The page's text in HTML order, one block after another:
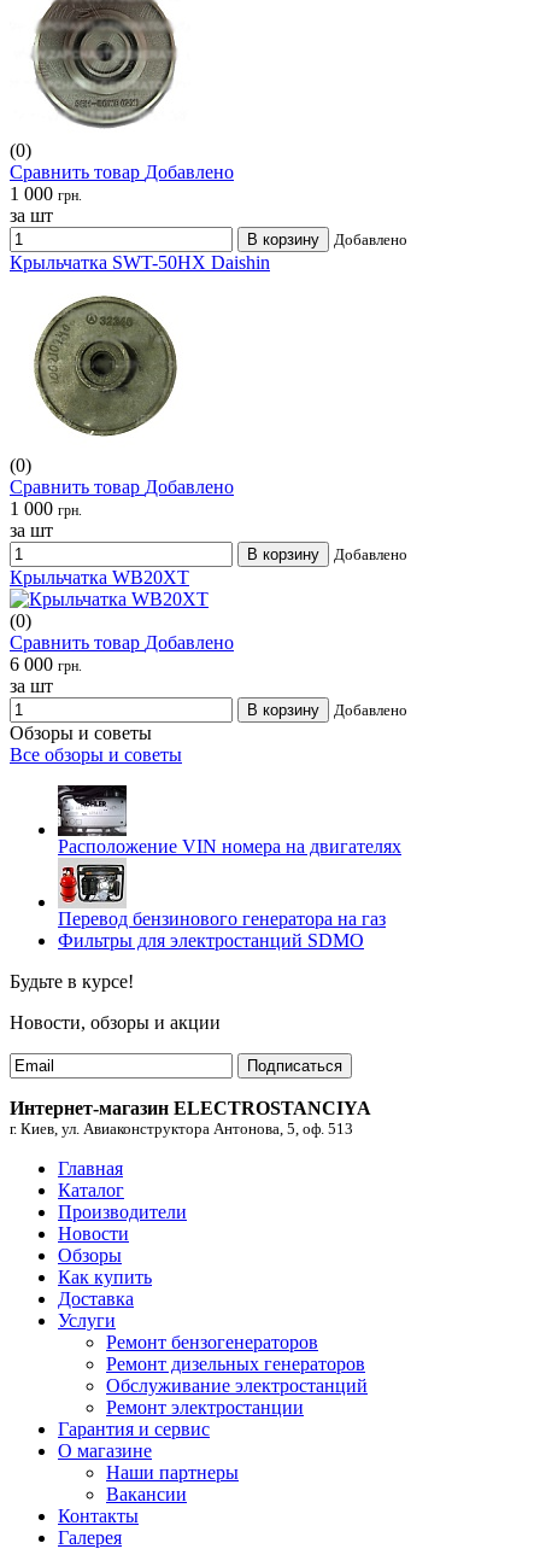
(0)
Сравнить товар Добавлено
1 000 грн.
за шт
В корзину Добавлено
Крыльчатка SWT-50HX Daishin
(0)
Сравнить товар Добавлено
1 000 грн.
за шт
В корзину Добавлено
Крыльчатка WB20XT
(0)
Сравнить товар Добавлено
6 000 грн.
за шт
В корзину Добавлено
Обзоры и советы
Все обзоры и советы
Расположение VIN номера на двигателях
Перевод бензинового генератора на газ
Фильтры для электростанций SDMO
Будьте в курсе!
Новости, обзоры и акции
Подписаться
Интернет-магазин ELECTROSTANCIYA
г. Киев, ул. Авиаконструктора Антонова, 5, оф. 513
Главная
Каталог
Производители
Новости
Обзоры
Как купить
Доставка
Услуги
Ремонт бензогенераторов
Ремонт дизельных генераторов
Обслуживание электростанций
Ремонт электростанции
Гарантия и сервис
О магазине
Наши партнеры
Вакансии
Контакты
Галерея